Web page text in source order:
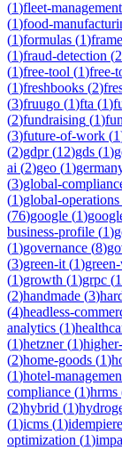
(1)fleet-management
(1)food-
(1)formulas (1)
(1)fraud-detection (2
(1)free-tool (1)free-
(1)freshbooks (2)
(3)fruugo (1)fta (1)
(2)fundraising (1)
(3)future-of-work (1
(2)gdpr(12)gds (1)
ai (2)geo (1)
(3)global-
(1)global-operations
(76)google (1)
business-profile (1)
(1)governance (8)
(3)green-it (1)
(1)growth (1)grpc (1
(2)handmade (3)
(4)headless-
analytics (1)
(1)hetzner(1)
(2)home-goods (1)
(1)hotel-
compliance (1)hrms
(2)hybrid (1)
(1)icms (1)idempiere
optimization (1)